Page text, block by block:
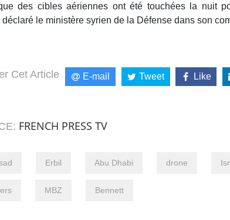
des cibles aériennes ont été touchées la nuit
déclaré le ministère syrien de la Défense dans son
Cet Article E-mail Tweet Like
FRENCH PRESS TV
Erbil Abu Dhabi drone
MBZ Bennett